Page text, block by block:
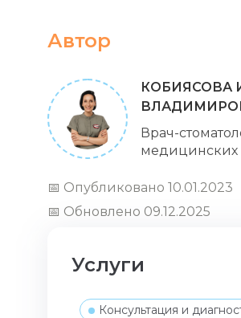
Автор
КОБИЯСОВА
Врач-
медицинских
📅 Опубликовано 10.01.2023
📅 Обновлено 09.12.2025
Услуги
Консультация и